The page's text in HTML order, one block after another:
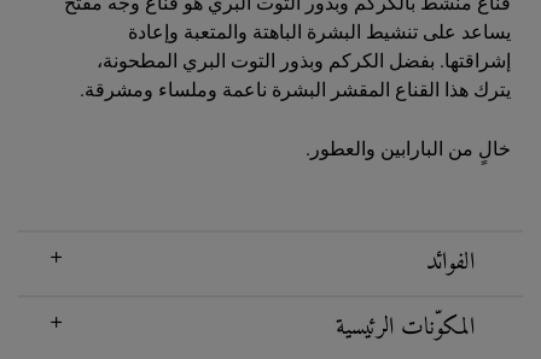
يساعد على تنشيط البشرة الباهتة والمتعبة وإعادة
إشراقتها. بفضل الكركم وبذور التوت البري المطحونة،
يترك هذا القناع المقشر البشرة ناعمة وملساء ومشرقة.
خالٍ من البارابين والعطور.
الفوائد
المكوّنات الرئيسية